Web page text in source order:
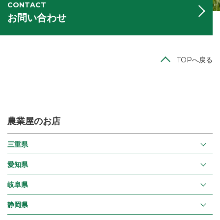
CONTACT
お問い合わせ
TOPへ戻る
農業屋のお店
三重県
愛知県
岐阜県
静岡県